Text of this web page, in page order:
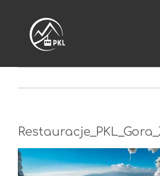
zawartości